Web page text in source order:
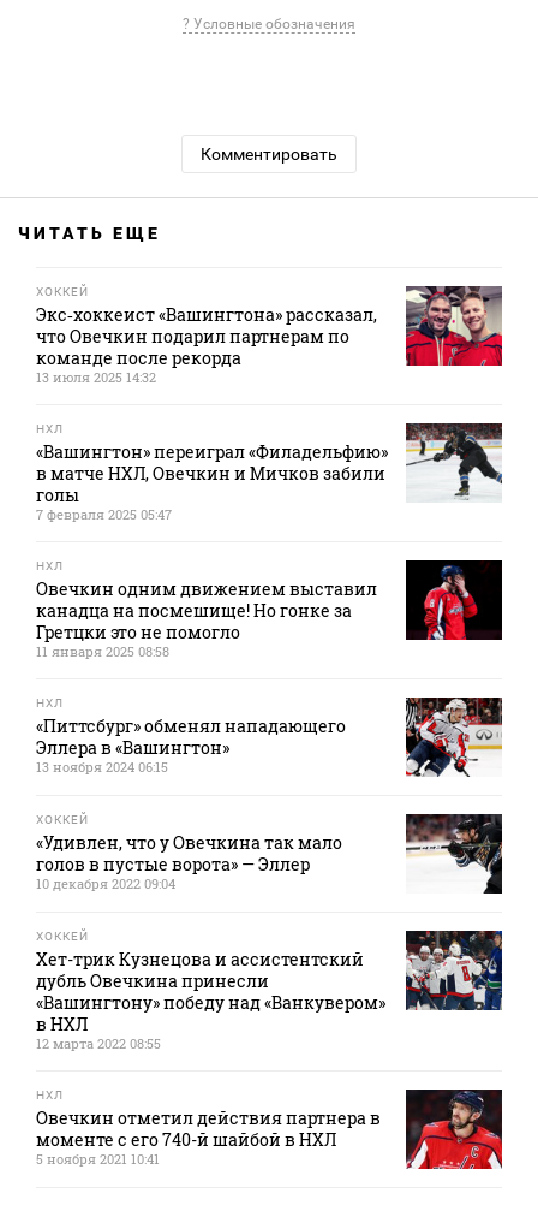
? Условные обозначения
Комментировать
ЧИТАТЬ ЕЩЕ
ХОККЕЙ
Экс‑хоккеист «Вашингтона» рассказал,
что Овечкин подарил партнерам по
команде после рекорда
13 июля 2025 14:32
НХЛ
«Вашингтон» переиграл «Филадельфию»
в матче НХЛ, Овечкин и Мичков забили
голы
7 февраля 2025 05:47
НХЛ
Овечкин одним движением выставил
канадца на посмешище! Но гонке за
Гретцки это не помогло
11 января 2025 08:58
НХЛ
«Питтсбург» обменял нападающего
Эллера в «Вашингтон»
13 ноября 2024 06:15
ХОККЕЙ
«Удивлен, что у Овечкина так мало
голов в пустые ворота» — Эллер
10 декабря 2022 09:04
ХОККЕЙ
Хет-трик Кузнецова и ассистентский
дубль Овечкина принесли
«Вашингтону» победу над «Ванкувером»
в НХЛ
12 марта 2022 08:55
НХЛ
Овечкин отметил действия партнера в
моменте с его 740-й шайбой в НХЛ
5 ноября 2021 10:41